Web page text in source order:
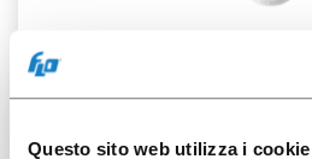
Questo sito web utilizza i cookie